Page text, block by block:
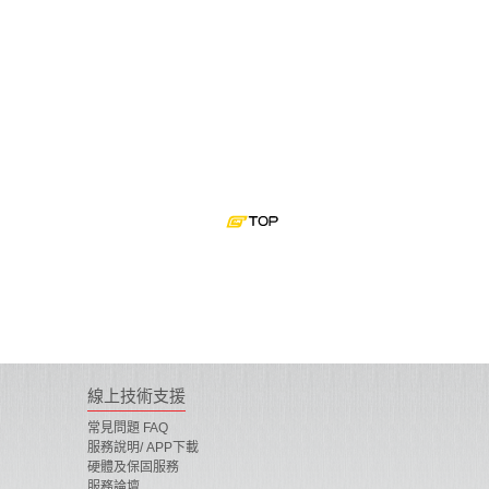
線上技術支援
常見問題 FAQ
服務說明/ APP下載
硬體及保固服務